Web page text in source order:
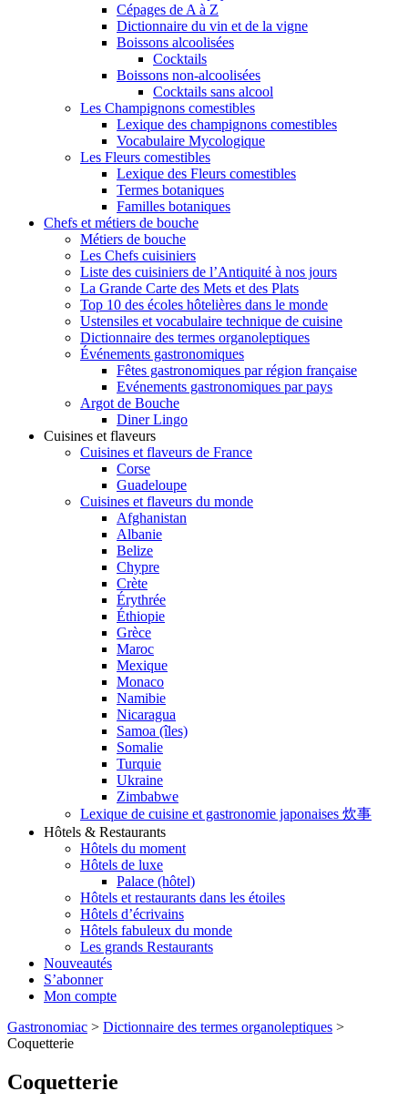
Cépages de A à Z
Dictionnaire du vin et de la vigne
Boissons alcoolisées
Cocktails
Boissons non-alcoolisées
Cocktails sans alcool
Les Champignons comestibles
Lexique des champignons comestibles
Vocabulaire Mycologique
Les Fleurs comestibles
Lexique des Fleurs comestibles
Termes botaniques
Familles botaniques
Chefs et métiers de bouche
Métiers de bouche
Les Chefs cuisiniers
Liste des cuisiniers de l’Antiquité à nos jours
La Grande Carte des Mets et des Plats
Top 10 des écoles hôtelières dans le monde
Ustensiles et vocabulaire technique de cuisine
Dictionnaire des termes organoleptiques
Événements gastronomiques
Fêtes gastronomiques par région française
Evénements gastronomiques par pays
Argot de Bouche
Diner Lingo
Cuisines et flaveurs
Cuisines et flaveurs de France
Corse
Guadeloupe
Cuisines et flaveurs du monde
Afghanistan
Albanie
Belize
Chypre
Crète
Érythrée
Éthiopie
Grèce
Maroc
Mexique
Monaco
Namibie
Nicaragua
Samoa (îles)
Somalie
Turquie
Ukraine
Zimbabwe
Lexique de cuisine et gastronomie japonaises 炊事
Hôtels & Restaurants
Hôtels du moment
Hôtels de luxe
Palace (hôtel)
Hôtels et restaurants dans les étoiles
Hôtels d’écrivains
Hôtels fabuleux du monde
Les grands Restaurants
Nouveautés
S’abonner
Mon compte
Gastronomiac > Dictionnaire des termes organoleptiques >
Coquetterie
Coquetterie